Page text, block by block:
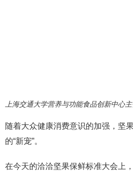
上海交通大学营养与功能食品创新中心
随着大众健康消费意识的加强，坚
的“新宠”。
在今天的洽洽坚果保鲜标准大会上